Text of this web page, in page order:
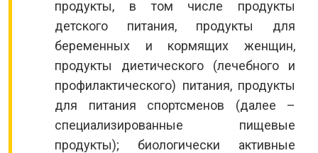
продукты, в том числе продукты
детского питания, продукты для
беременных и кормящих женщин,
продукты диетического (лечебного и
профилактического) питания, продукты
для питания спортсменов (далее –
специализированные пищевые
продукты); биологически активные